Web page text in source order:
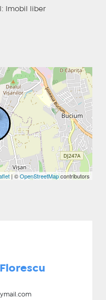
: Imobil liber
| ©OpenStreetMapcontributors